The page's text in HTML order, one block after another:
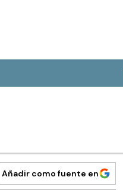
Añadir como fuente en